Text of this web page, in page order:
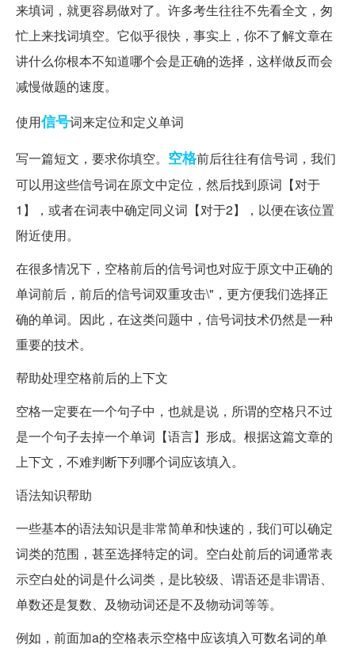
来填词，就更容易做对了。许多考生往往不先看全文，匆
忙上来找词填空。它似乎很快，事实上，你不了解文章在
讲什么你根本不知道哪个会是正确的选择，这样做反而会
减慢做题的速度。
使用信号词来定位和定义单词
写一篇短文，要求你填空。 空格前后往往有信号词，我们
可以用这些信号词在原文中定位，然后找到原词【对于
1】，或者在词表中确定同义词【对于2】，以便在该位置
附近使用。
在很多情况下，空格前后的信号词也对应于原文中正确的
单词前后，前后的信号词双重攻击\"，更方便我们选择正
确的单词。因此，在这类问题中，信号词技术仍然是一种
重要的技术。
帮助处理空格前后的上下文
空格一定要在一个句子中，也就是说，所谓的空格只不过
是一个句子去掉一个单词【语言】形成。根据这篇文章的
上下文，不难判断下列哪个词应该填入。
语法知识帮助
一些基本的语法知识是非常简单和快速的，我们可以确定
词类的范围，甚至选择特定的词。空白处前后的词通常表
示空白处的词是什么词类，是比较级、谓语还是非谓语、
单数还是复数、及物动词还是不及物动词等等。
例如，前面加a的空格表示空格中应该填入可数名词的单